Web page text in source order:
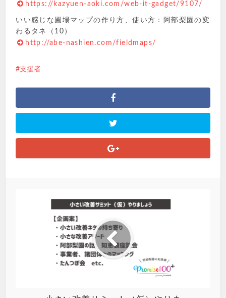
https://kazyuen-aoki.com/web-it-gadget/9107/
いい感じな圃場マップの作り方、使い方：阿部梨園の変
わるタネ（10）
http://abe-nashien.com/fieldmaps/
支援者